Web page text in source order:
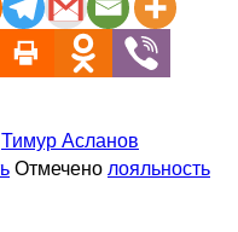
Тимур Асланов
Отмеченолояльность